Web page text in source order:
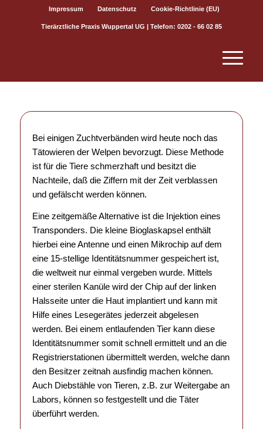
Impressum Datenschutz Cookie-Richtlinie (EU)
Tierärztliche Praxis Wuppertal UG | Telefon: 0202 - 66 02 85
Bei einigen Zuchtverbänden wird heute noch das
Tätowieren der Welpen bevorzugt. Diese Methode
ist für die Tiere schmerzhaft und besitzt die
Nachteile, daß die Ziffern mit der Zeit verblassen
und gefälscht werden können.
Eine zeitgemäße Alternative ist die Injektion eines
Transponders. Die kleine Bioglaskapsel enthält
hierbei eine Antenne und einen Mikrochip auf dem
eine 15-stellige Identitätsnummer gespeichert ist,
die weltweit nur einmal vergeben wurde. Mittels
einer sterilen Kanüle wird der Chip auf der linken
Halsseite unter die Haut implantiert und kann mit
Hilfe eines Lesegerätes jederzeit abgelesen
werden. Bei einem entlaufenden Tier kann diese
Identitätsnummer somit schnell ermittelt und an die
Registrierstationen übermittelt werden, welche dann
den Besitzer zeitnah ausfindig machen können.
Auch Diebstähle von Tieren, z.B. zur Weitergabe an
Labors, können so festgestellt und die Täter
überführt werden.